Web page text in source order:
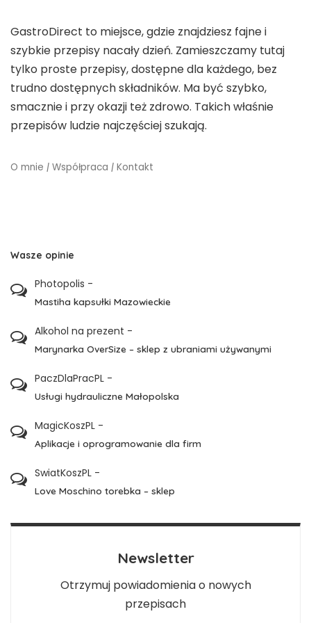
GastroDirect to miejsce, gdzie znajdziesz fajne i
szybkie przepisy nacały dzień. Zamieszczamy tutaj
tylko proste przepisy, dostępne dla każdego, bez
trudno dostępnych składników. Ma być szybko,
smacznie i przy okazji też zdrowo. Takich właśnie
przepisów ludzie najczęściej szukają.
O mnie | Współpraca | Kontakt
Wasze opinie
Photopolis -
Mastiha kapsułki Mazowieckie
Alkohol na prezent -
Marynarka OverSize – sklep z ubraniami używanymi
PaczDlaPracPL -
Usługi hydrauliczne Małopolska
MagicKoszPL -
Aplikacje i oprogramowanie dla firm
SwiatKoszPL -
Love Moschino torebka – sklep
Newsletter
Otrzymuj powiadomienia o nowych
przepisach